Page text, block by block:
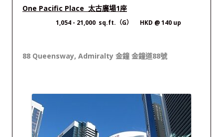
One Pacific Place 太古廣場1座
1,054 - 21,000 sq.ft.（G） HKD @ 140 up
88 Queensway, Admiralty 金鐘 金鐘道88號